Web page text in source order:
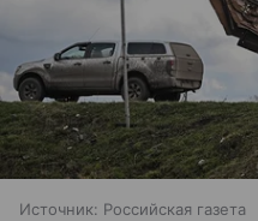
Источник: Российская газета